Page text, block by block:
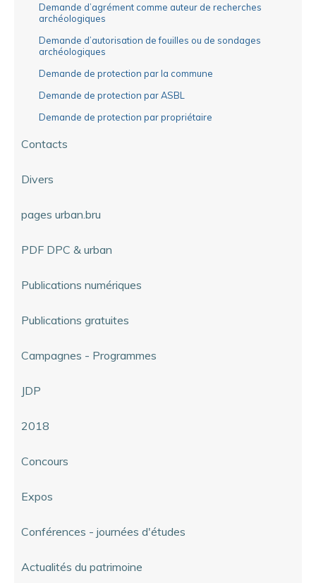
Demande d’agrément comme auteur de recherches
archéologiques
Demande d’autorisation de fouilles ou de sondages
archéologiques
Demande de protection par la commune
Demande de protection par ASBL
Demande de protection par propriétaire
Contacts
Divers
pages urban.bru
PDF DPC & urban
Publications numériques
Publications gratuites
Campagnes - Programmes
JDP
2018
Concours
Expos
Conférences - journées d'études
Actualités du patrimoine